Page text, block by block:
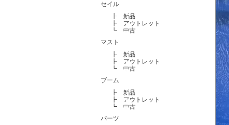
セイル
┣ 新品
┣ アウトレット
┗ 中古
マスト
┣ 新品
┣ アウトレット
┗ 中古
ブーム
┣ 新品
┣ アウトレット
┗ 中古
パーツ